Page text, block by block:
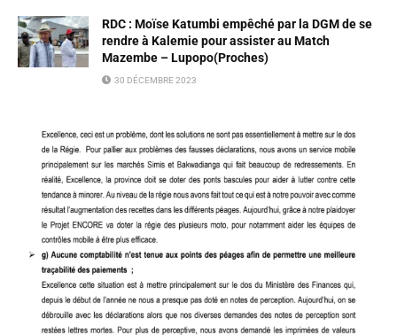
RDC : Moïse Katumbi empêché par la DGM de se
rendre à Kalemie pour assister au Match
Mazembe – Lupopo(Proches)
30 DÉCEMBRE 2023